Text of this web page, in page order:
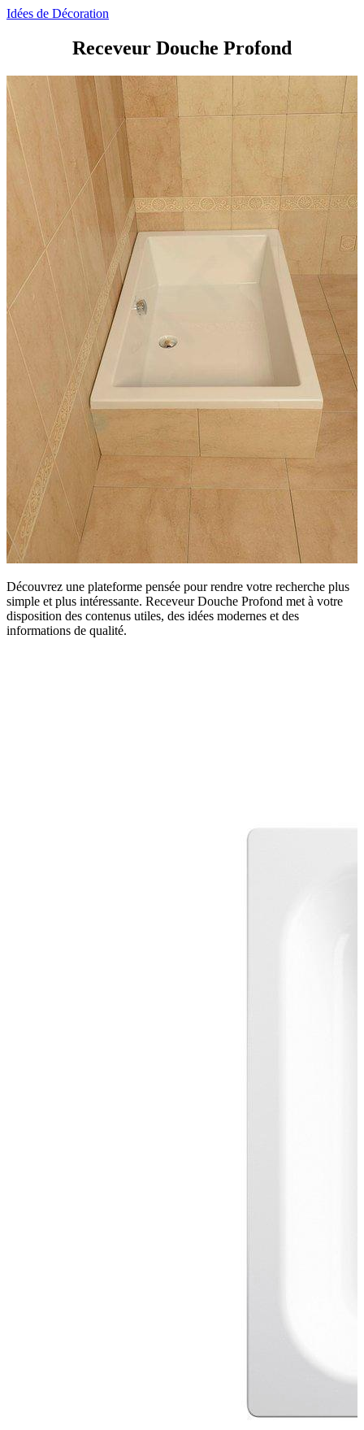
Idées de Décoration
Receveur Douche Profond
Découvrez une plateforme pensée pour rendre votre recherche plus
simple et plus intéressante. Receveur Douche Profond met à votre
disposition des contenus utiles, des idées modernes et des
informations de qualité.